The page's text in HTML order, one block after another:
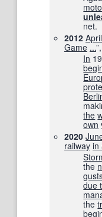
net.
2012 April
Game ...”,
In
the
own
2020
railway in
the
due
the